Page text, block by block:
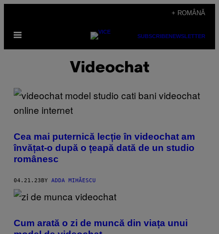
content
+ ROMÂNĂ
Open
SUBSCRIBENEWSLETTER
Videochat
Cea mai puternică lecție în videochat am
învățat-o după o țeapă dată de un studio
românesc
04.21.23 BY ADDA MIHĂESCU
Cum arată o zi de muncă din viața unui